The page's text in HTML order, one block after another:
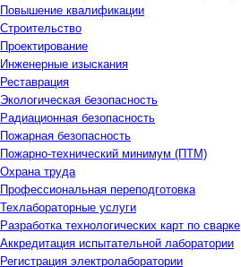
Повышение квалификации
Строительство
Проектирование
Инженерные изыскания
Реставрация
Экологическая безопасность
Радиационная безопасность
Пожарная безопасность
Пожарно-технический минимум (ПТМ)
Охрана труда
Профессиональная переподготовка
Техлабораторные услуги
Разработка технологических карт по сварке
Аккредитация испытательной лаборатории
Регистрация электролаборатории